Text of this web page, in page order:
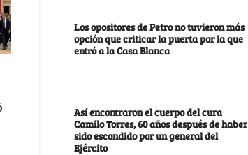
Los opositores de Petro no tuvieron más
opción que criticar la puerta por la que
entró a la Casa Blanca
Así encontraron el cuerpo del cura
Camilo Torres, 60 años después de haber
sido escondido por un general del
Ejército